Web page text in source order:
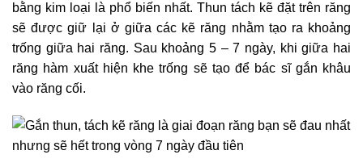
bằng kim loại là phổ biến nhất. Thun tách kẽ đặt trên răng
sẽ được giữ lại ở giữa các kẽ răng nhằm tạo ra khoảng
trống giữa hai răng. Sau khoảng 5 – 7 ngày, khi giữa hai
răng hàm xuất hiện khe trống sẽ tạo để bác sĩ gắn khâu
vào răng cối.